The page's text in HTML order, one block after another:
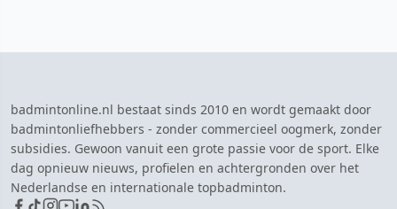
badmintonline.nl bestaat sinds 2010 en wordt gemaakt door
badmintonliefhebbers - zonder commercieel oogmerk, zonder
subsidies. Gewoon vanuit een grote passie voor de sport. Elke
dag opnieuw nieuws, profielen en achtergronden over het
Nederlandse en internationale topbadminton.